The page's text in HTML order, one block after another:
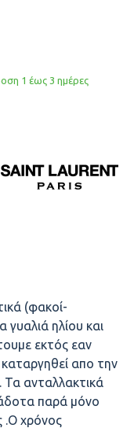
1 έως 3 ημέρες
(φακοί-
γυαλιά ηλίου και
εκτός εαν
καταργηθεί απο την
Τα ανταλλακτικά
παρά μόνο
.Ο χρόνος